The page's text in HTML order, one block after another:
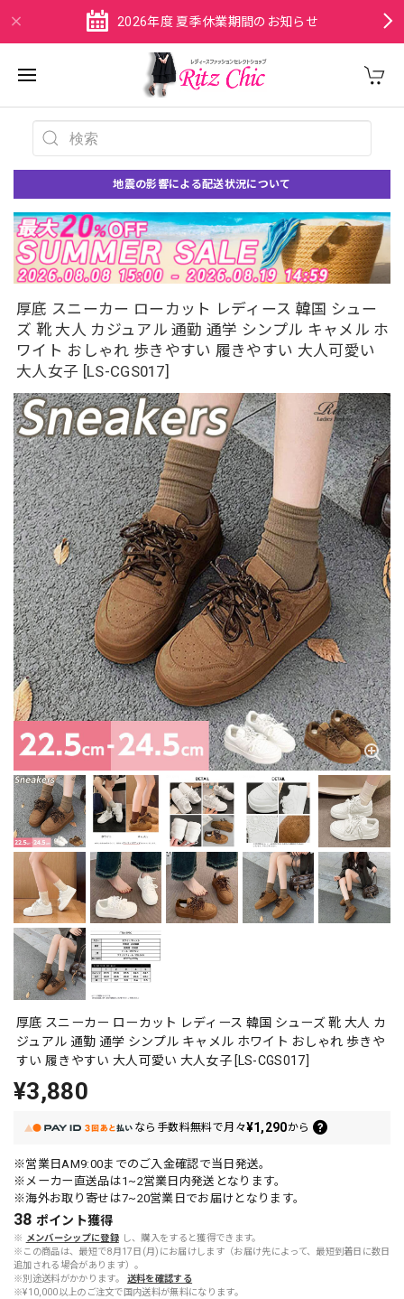
2026年度 夏季休業期間のお知らせ
地震の影響による配送状況について
厚底 スニーカー ローカット レディース 韓国 シュー
ズ 靴 大人 カジュアル 通勤 通学 シンプル キャメル ホ
ワイト おしゃれ 歩きやすい 履きやすい 大人可愛い
大人女子 [LS-CGS017]
厚底 スニーカー ローカット レディース 韓国 シューズ 靴 大人 カ
ジュアル 通勤 通学 シンプル キャメル ホワイト おしゃれ 歩きや
すい 履きやすい 大人可愛い 大人女子 [LS-CGS017]
¥3,880
なら 手数料無料で月々¥1,290から
※営業日AM9:00までのご入金確認で当日発送。
※メーカー直送品は1~2営業日内発送となります。
※海外お取り寄せは7~20営業日でお届けとなります。
38 ポイント獲得
※ メンバーシップに登録 し、購入をすると獲得できます。
※この商品は、最短で8月17日(月)にお届けします（お届け先によって、最短到着日に数日
追加される場合があります）。
※別途送料がかかります。
送料を確認する
※¥10,000以上のご注文で国内送料が無料になります。